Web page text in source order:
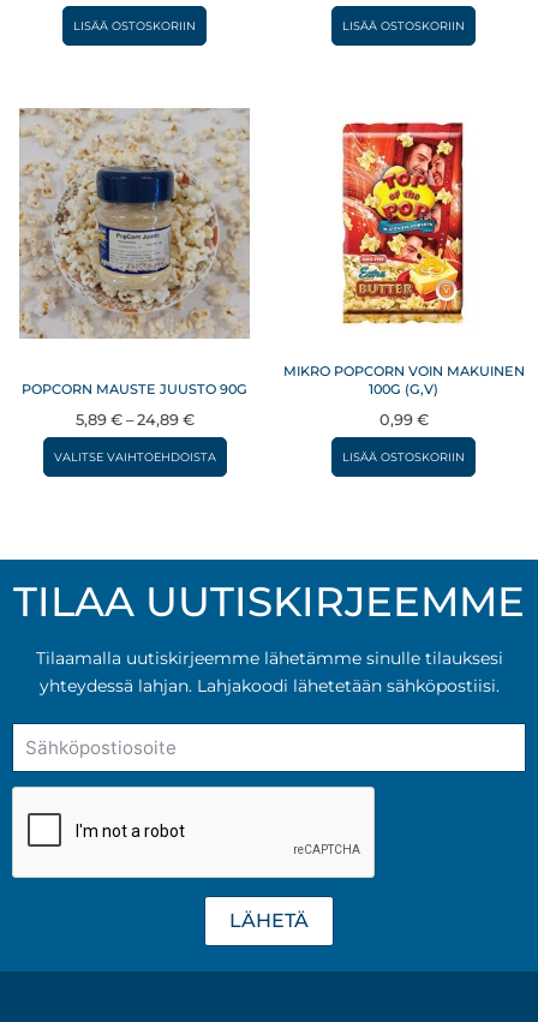
LISÄÄ OSTOSKORIIN LISÄÄ OSTOSKORIIN
POPCORN MAUSTE JUUSTO 90G
5,89 € – 24,89 €Hintaluokka:
5,89 €
–
VALITSE VAIHTOEHDOISTA
muunnelma.
Voit
tehdä
valinnat
MIKRO POPCORN VOIN MAKUINEN
100G (G,V)
0,99 €
LISÄÄ OSTOSKORIIN
TILAA UUTISKIRJEEMME
Tilaamalla uutiskirjeemme lähetämme sinulle tilauksesi
yhteydessä lahjan. Lahjakoodi lähetetään sähköpostiisi.
LÄHETÄ